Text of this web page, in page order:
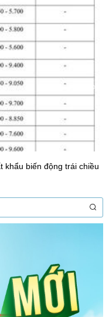
khẩu biến động trái chiều